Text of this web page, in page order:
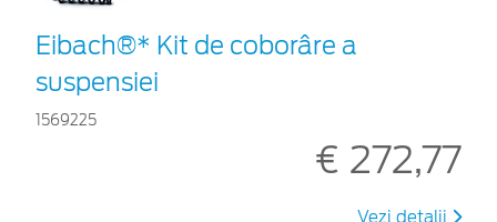
Eibach®* Kit de coborâre a
suspensiei
1569225
€ 272,77
Vezi detalii